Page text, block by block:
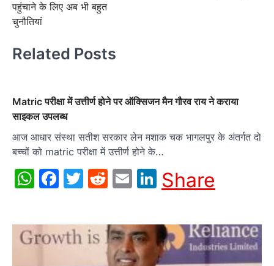
पहुंचाने के लिए अब भी बहुत
चुनौतियां
Related Posts
Matric परीक्षा में उत्तीर्ण होने पर ऑक्सिजन मैन गौरव राय ने कराया
साइकल उपलब्ध
आज आधार संस्था सतीश सरकार लेन मशाक चक भागलपुर के अंतर्गत दो
बच्चों को matric परीक्षा में उत्तीर्ण होने के…
WhatsApp
Facebook
Twitter
Reddit
EmailLinkedIn
Share